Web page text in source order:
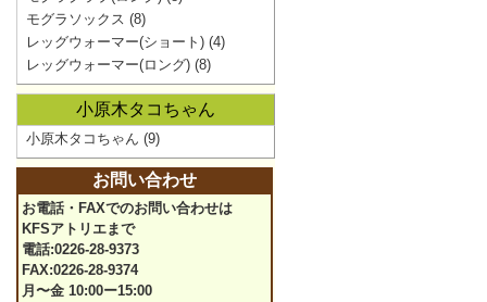
モグラソックス (8)
レッグウォーマー(ショート) (4)
レッグウォーマー(ロング) (8)
小原木タコちゃん
小原木タコちゃん (9)
お問い合わせ
お電話・FAXでのお問い合わせは
KFSアトリエまで
電話:0226-28-9373
FAX:0226-28-9374
月〜金 10:00ー15:00